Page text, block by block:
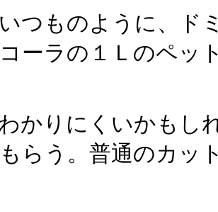
つものように、ド
ーラの１Ｌのペッ
かりにくいかもし
もらう。普通のカ